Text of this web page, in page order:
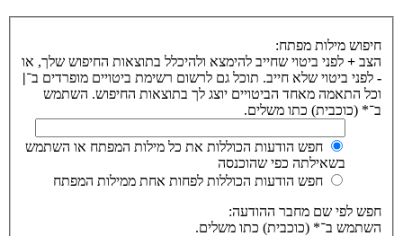
חיפוש מילות מפתח:
הצב + לפני ביטוי שחייב להימצא ולהיכלל בתוצאות החיפוש שלך, או
- לפני ביטוי שלא חייב. תוכל גם לרשום רשימת ביטויים מופרדים ב־|
וכל התאמה מאחד הביטויים יוצג לך בתוצאות החיפוש. השתמש
ב־* (כוכבית) כתו משלים.
חפש הודעות הכוללות את כל מילות המפתח או השתמש
בשאילתה כפי שהוכנסה
חפש הודעות הכוללות לפחות אחת ממילות המפתח
חפש לפי שם מחבר ההודעה:
השתמש ב־* (כוכבית) כתו משלים.